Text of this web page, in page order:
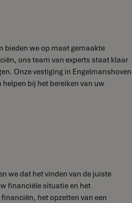
bieden we op maat gemaakte
ons team van experts staat klaar
Onze vestiging in Engelmanshoven
bij het bereiken van uw
we dat het vinden van de juiste
financiële situatie en het
het opzetten van een